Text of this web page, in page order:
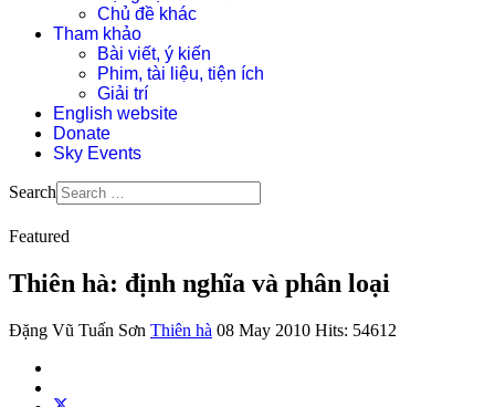
Chủ đề khác
Tham khảo
Bài viết, ý kiến
Phim, tài liệu, tiện ích
Giải trí
English website
Donate
Sky Events
Search
Featured
Thiên hà: định nghĩa và phân loại
Đặng Vũ Tuấn Sơn Thiên hà 08 May 2010 Hits: 54612